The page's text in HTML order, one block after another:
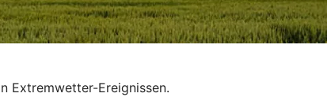
Extremwetter-Ereignissen.